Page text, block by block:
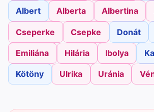
Albert Alberta Albertina
Cseperke Csepke Donát
Emiliána Hilária Ibolya
Kötöny Ulrika Uránia